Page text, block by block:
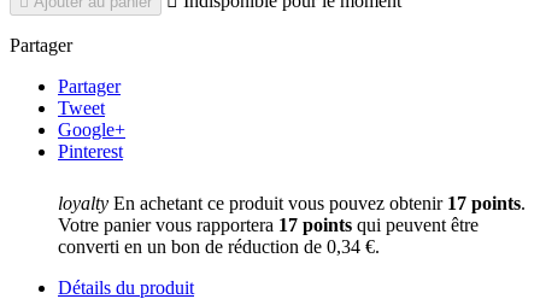
Partager
Partager
Tweet
Google+
Pinterest
loyalty En achetant ce produit vous pouvez obtenir 17 points.
Votre panier vous rapportera 17 points qui peuvent être
converti en un bon de réduction de 0,34 €.
Détails du produit